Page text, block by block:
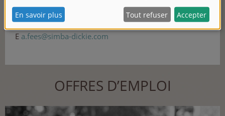
T +49 911 9765-255
F +49 911 9765-500
E a.fees@simba-dickie.com
OFFRES D’EMPLOI